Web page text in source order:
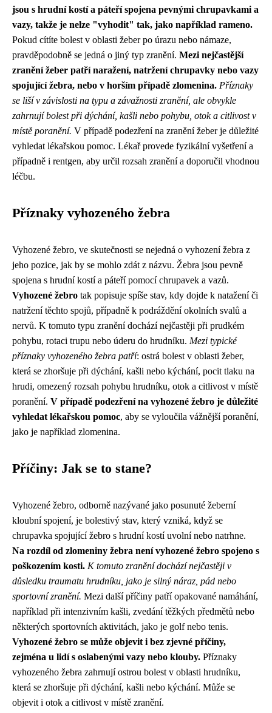
jsou s hrudní kostí a páteří spojena pevnými chrupavkami a
vazy, takže je nelze "vyhodit" tak, jako například rameno.
Pokud cítíte bolest v oblasti žeber po úrazu nebo námaze,
pravděpodobně se jedná o jiný typ zranění. Mezi nejčastější
zranění žeber patří naražení, natržení chrupavky nebo vazy
spojující žebra, nebo v horším případě zlomenina. Příznaky
se liší v závislosti na typu a závažnosti zranění, ale obvykle
zahrnují bolest při dýchání, kašli nebo pohybu, otok a citlivost v
místě poranění. V případě podezření na zranění žeber je důležité
vyhledat lékařskou pomoc. Lékař provede fyzikální vyšetření a
případně i rentgen, aby určil rozsah zranění a doporučil vhodnou
léčbu.
Příznaky vyhozeného žebra
Vyhozené žebro, ve skutečnosti se nejedná o vyhození žebra z
jeho pozice, jak by se mohlo zdát z názvu. Žebra jsou pevně
spojena s hrudní kostí a páteří pomocí chrupavek a vazů.
Vyhozené žebro tak popisuje spíše stav, kdy dojde k natažení či
natržení těchto spojů, případně k podráždění okolních svalů a
nervů. K tomuto typu zranění dochází nejčastěji při prudkém
pohybu, rotaci trupu nebo úderu do hrudníku. Mezi typické
příznaky vyhozeného žebra patří: ostrá bolest v oblasti žeber,
která se zhoršuje při dýchání, kašli nebo kýchání, pocit tlaku na
hrudi, omezený rozsah pohybu hrudníku, otok a citlivost v místě
poranění. V případě podezření na vyhozené žebro je důležité
vyhledat lékařskou pomoc, aby se vyloučila vážnější poranění,
jako je například zlomenina.
Příčiny: Jak se to stane?
Vyhozené žebro, odborně nazývané jako posunuté žeberní
kloubní spojení, je bolestivý stav, který vzniká, když se
chrupavka spojující žebro s hrudní kostí uvolní nebo natrhne.
Na rozdíl od zlomeniny žebra není vyhozené žebro spojeno s
poškozením kosti. K tomuto zranění dochází nejčastěji v
důsledku traumatu hrudníku, jako je silný náraz, pád nebo
sportovní zranění. Mezi další příčiny patří opakované namáhání,
například při intenzivním kašli, zvedání těžkých předmětů nebo
některých sportovních aktivitách, jako je golf nebo tenis.
Vyhozené žebro se může objevit i bez zjevné příčiny,
zejména u lidí s oslabenými vazy nebo klouby. Příznaky
vyhozeného žebra zahrnují ostrou bolest v oblasti hrudníku,
která se zhoršuje při dýchání, kašli nebo kýchání. Může se
objevit i otok a citlivost v místě zranění.